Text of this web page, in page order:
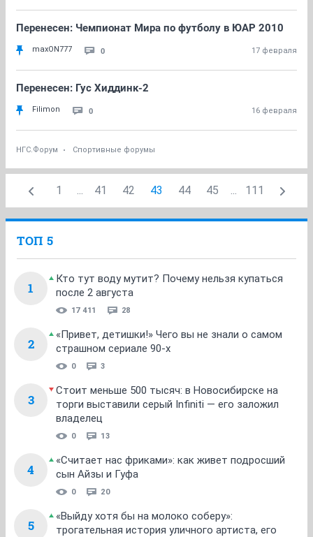
Перенесен: Чемпионат Мира по футболу в ЮАР 2010
maxON777 0 17 февраля
Перенесен: Гус Хиддинк-2
Filimon 0 16 февраля
НГС.Форум Спортивные форумы
1 ... 41 42 43 44 45 ... 111
ТОП 5
1
Кто тут воду мутит? Почему нельзя купаться
после 2 августа
17 411 28
2
«Привет, детишки!» Чего вы не знали о самом
страшном сериале 90-х
0 3
3
Стоит меньше 500 тысяч: в Новосибирске на
торги выставили серый Infiniti — его заложил
владелец
0 13
4
«Считает нас фриками»: как живет подросший
сын Айзы и Гуфа
0 20
5
«Выйду хотя бы на молоко соберу»:
трогательная история уличного артиста, его